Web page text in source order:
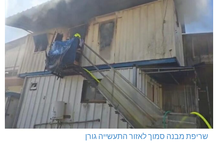
שריפת מבנה סמוך לאזור התעשייה גורן